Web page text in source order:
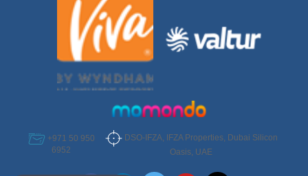
+971 50 950
6952
DSO-IFZA, IFZA Properties, Dubai Silicon
Oasis, UAE